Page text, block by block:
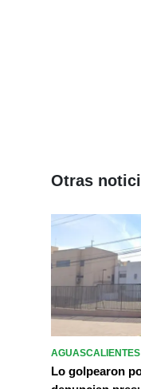
Otras
AGUASCALIENTES
Lo golpearon